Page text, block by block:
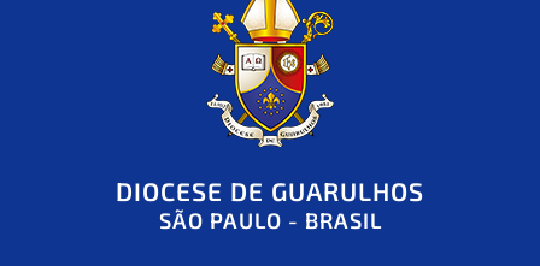
DIOCESE DE GUARULHOS
SÃO PAULO - BRASIL